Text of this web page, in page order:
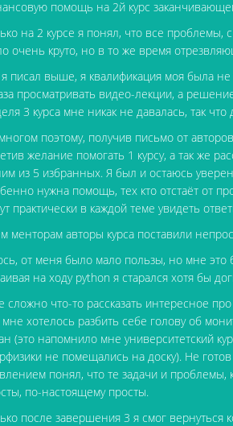
помощь на 2й курс
на 2 курсе я понял, что все проблемы,
очень круто, но в то же время
я писал выше, я квалификация моя была
просматривать видео-лекции, а
3 курса мне никак не давалась, так
поэтому, получив письмо от
желание помогать 1 курсу, а так же
из 5 избранных. Я был и остаюсь
нужна помощь, тех кто отстаёт от
практически в каждой теме увидеть
менторам авторы курса поставили
от меня было мало пользы, но мне это
на ходу python я старался хотя бы
сложно что-то рассказать интересное
мне хотелось разбить себе голову об
(это напомнило мне университетский
не помещались на доску). Не
понял, что те задачи и
по-настоящему просты.
после завершения 3 я смог